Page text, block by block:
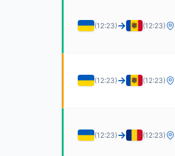
(12:23) → (12:23)
(12:23) → (12:23)
(12:23) → (12:23)